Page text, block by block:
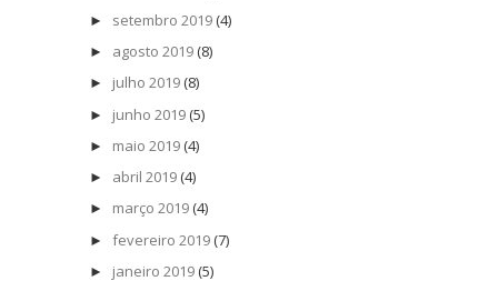
► setembro 2019 (4)
► agosto 2019 (8)
► julho 2019 (8)
► junho 2019 (5)
► maio 2019 (4)
► abril 2019 (4)
► março 2019 (4)
► fevereiro 2019 (7)
► janeiro 2019 (5)